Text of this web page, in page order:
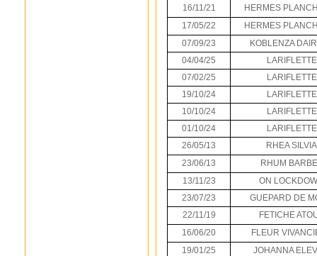
16/11/21
HERMES
17/05/22
HERMES
07/09/23
KOBLENZA
04/04/25
LARIFLETTE
07/02/25
LARIFLETTE
19/10/24
LARIFLETTE
10/10/24
LARIFLETTE
01/10/24
LARIFLETTE
26/05/13
RHEA SILVIA
23/06/13
RHUM
13/11/23
ON
23/07/23
GUEPARD DE
22/11/19
FETICHE
16/06/20
FLEUR
19/01/25
JOHANNA